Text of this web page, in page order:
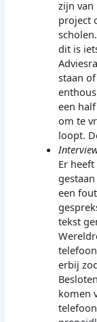
zijn
project
dit is
staan
een
om te
loopt.
Er
een
tekst
erbij
komen